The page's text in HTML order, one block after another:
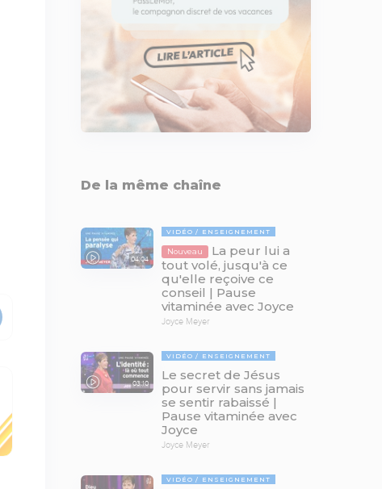
De la même chaîne
04:04
VIDÉO ENSEIGNEMENT
Nouveau
La peur lui a
tout volé, jusqu'à ce
qu'elle reçoive ce
conseil | Pause
vitaminée avec Joyce
Joyce Meyer
03:10
VIDÉO ENSEIGNEMENT
Le secret de Jésus
pour servir sans jamais
se sentir rabaissé |
Pause vitaminée avec
Joyce
Joyce Meyer
VIDÉO ENSEIGNEMENT